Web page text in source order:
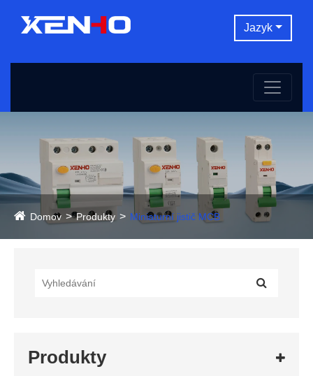
Jazyk
Domov Produkty Miniaturní jistič MCB
Produkty